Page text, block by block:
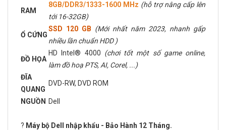
RAM
8GB/DDR3/1333-1600 MHz (hỗ trợ nâng cấp lên
tới 16-32GB)
Ổ CỨNG
SSD 120 GB (Mới nhất năm 2023, nhanh gấp
nhiều lần chuẩn HDD )
ĐỒ HỌA
HD Intel® 4000 (chơi tốt một số game online,
làm đồ hoạ PTS, AI, Corel, ...)
ĐĨA
QUANG
DVD-RW, DVD ROM
NGUỒN Dell
? Máy bộ Dell nhập khẩu - Bảo Hành 12 Tháng.